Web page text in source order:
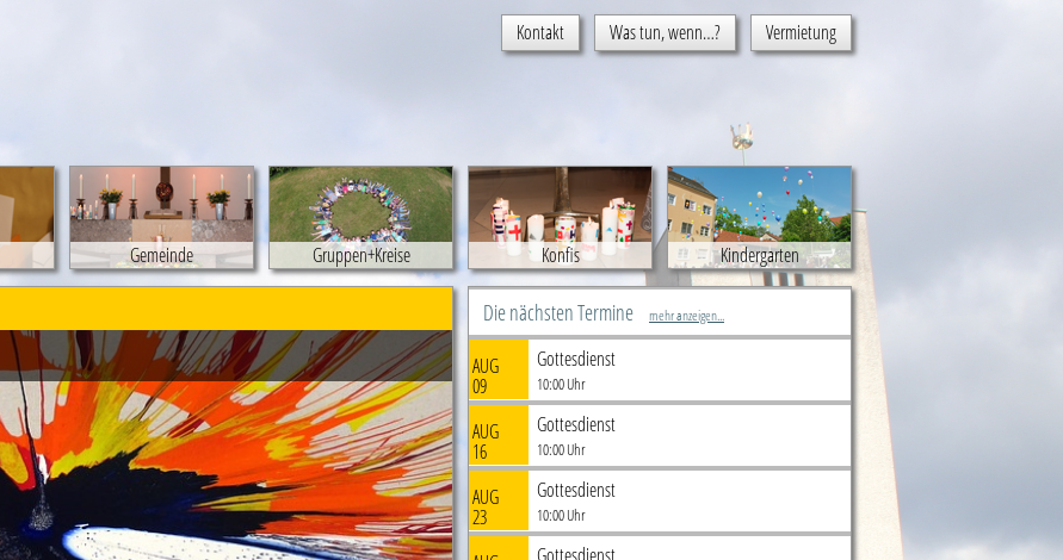
Kontakt Was tun, wenn…? Vermietung
Gemeinde Gruppen+Kreise Konfis Kindergarten
Die nächsten Termine mehr anzeigen...
AUG
09
Gottesdienst
10:00 Uhr
AUG
16
Gottesdienst
10:00 Uhr
AUG
23
Gottesdienst
10:00 Uhr